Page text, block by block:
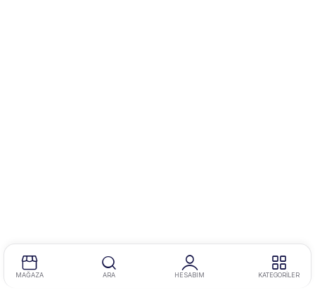
MAĞAZA ARA HESABIM KATEGORİLER